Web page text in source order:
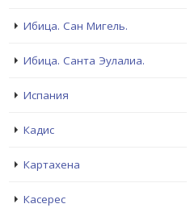
Ибица. Сан Мигель.
Ибица. Санта Эулалиа.
Испания
Кадис
Картахена
Касерес